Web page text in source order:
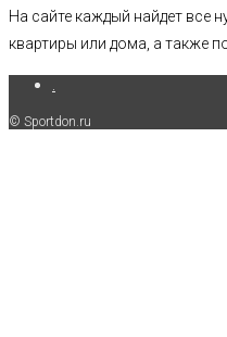
На сайте каждый найдет все
квартиры или дома, а также
© Sportdon.ru